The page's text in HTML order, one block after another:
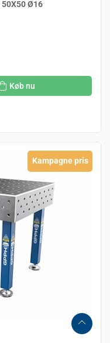
50X50 Ø16
Køb nu
Kampagne pris